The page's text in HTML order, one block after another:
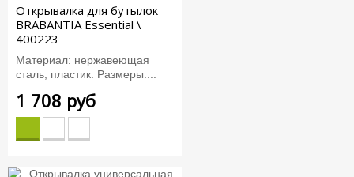
Открывалка для бутылок
BRABANTIA Essential \
400223
Материал: нержавеющая
сталь, пластик. Размеры:...
1 708 руб